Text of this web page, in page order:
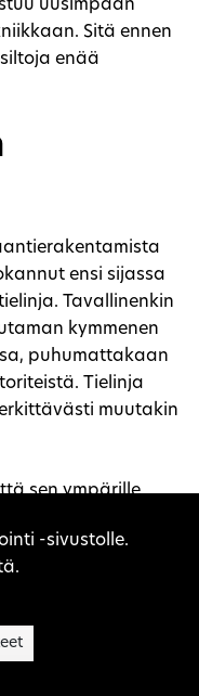
uusimpaan
Sitä ennen
enää
ensi sijassa
Tavallinenkin
kymmenen
puhumattakaan
Tielinja
muutakin
sen ympärille
toimintaa. Niitä
kuten
riista-aidat sekä
palvelut.
-sivustolle.